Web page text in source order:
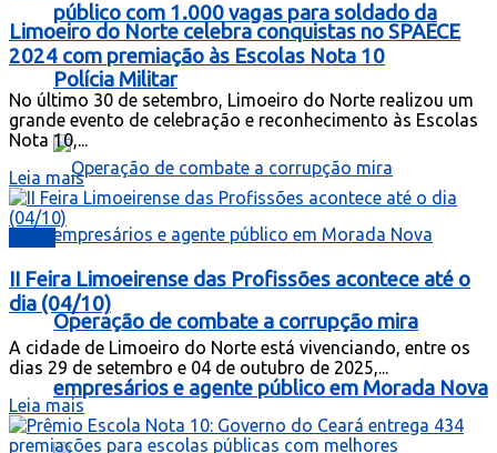
público com 1.000 vagas para soldado da
Polícia Militar
Operação de combate a corrupção mira
empresários e agente público em Morada Nova
Limoeiro do Norte celebra conquistas no SPAECE
2024 com premiação às Escolas Nota 10
No último 30 de setembro, Limoeiro do Norte realizou um
grande evento de celebração e reconhecimento às Escolas
Nota 10,...
Leia mais
II Feira Limoeirense das Profissões acontece até o
dia (04/10)
A cidade de Limoeiro do Norte está vivenciando, entre os
dias 29 de setembro e 04 de outubro de 2025,...
Leia mais